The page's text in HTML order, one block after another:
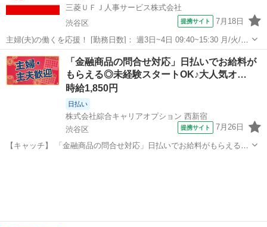
三菱ＵＦＪ人事サービス株式会社
渋谷区
提携サイト 7月18日
主婦(夫)の働くを応援！ [勤務日数]： 週3日~4日 09:40~15:30 月/火/水/
木/金 などから選べます [勤務地・最寄駅]： 東京都渋谷区笹塚１－５
５－２ 三菱ＵＦＪ銀行／笹塚支店 [職種名]：三菱ＵＦ...
東京 渋谷区 秘書
「金融商品の問合せ対応」日払いでお給料が
もらえる◎未経験スタートOK♪大人気オ…
時給1,850円
日払い
株式会社綜合キャリアオプション 西新宿
渋谷区
提携サイト 7月26日
【キャッチ】 「金融商品の問合せ対応」日払いでお給料がもらえる◎